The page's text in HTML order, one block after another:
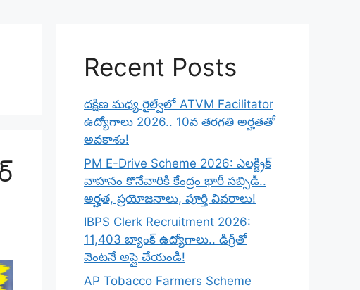
Recent Posts
దక్షిణ మధ్య రైల్వేలో ATVM Facilitator
ఉద్యోగాలు 2026.. 10వ తరగతి అర్హతతో
అవకాశం!
PM E-Drive Scheme 2026: ఎలక్ట్రిక్
వాహనం కొనేవారికి కేంద్రం భారీ సబ్సిడీ..
అర్హత, ప్రయోజనాలు, పూర్తి వివరాలు!
IBPS Clerk Recruitment 2026:
11,403 బ్యాంక్ ఉద్యోగాలు.. డిగ్రీతో
వెంటనే అప్లై చేయండి!
AP Tobacco Farmers Scheme